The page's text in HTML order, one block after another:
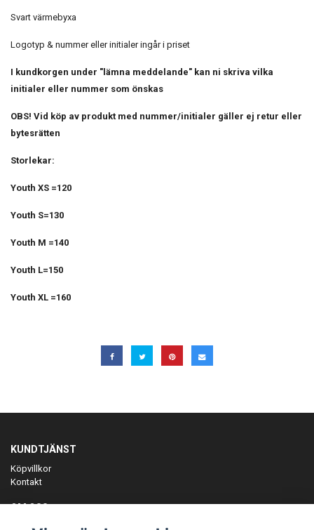
Svart värmebyxa
Logotyp & nummer eller initialer ingår i priset
I kundkorgen under "lämna meddelande" kan ni skriva vilka
initialer eller nummer som önskas
OBS! Vid köp av produkt med nummer/initialer gäller ej retur eller
bytesrätten
Storlekar:
Youth XS =120
Youth S=130
Youth M =140
Youth L=150
Youth XL =160
KUNDTJÄNST
Köpvillkor
Kontakt
OM OSS